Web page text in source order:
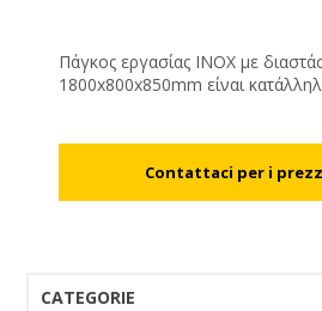
Πάγκος εργασίας INOX με
1800x800x850mm είναι κατάλληλος για χώρους
CATEGORIE